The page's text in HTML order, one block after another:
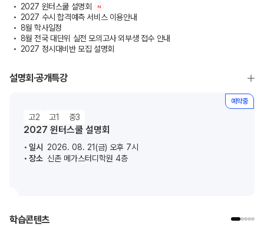
2027 윈터스쿨 설명회 N
2027 수시 합격예측 서비스 이용안내
8월 학사일정
8월 전국 대단위 실전 모의고사 외부생 접수 안내
2027 정시대비반 모집 설명회
설명회·공개특강
고2 고1 중3
2027 윈터스쿨 설명회
일시 2026. 08. 21(금) 오후 7시
장소 신촌 메가스터디학원 4층
예약중
학습콘텐츠